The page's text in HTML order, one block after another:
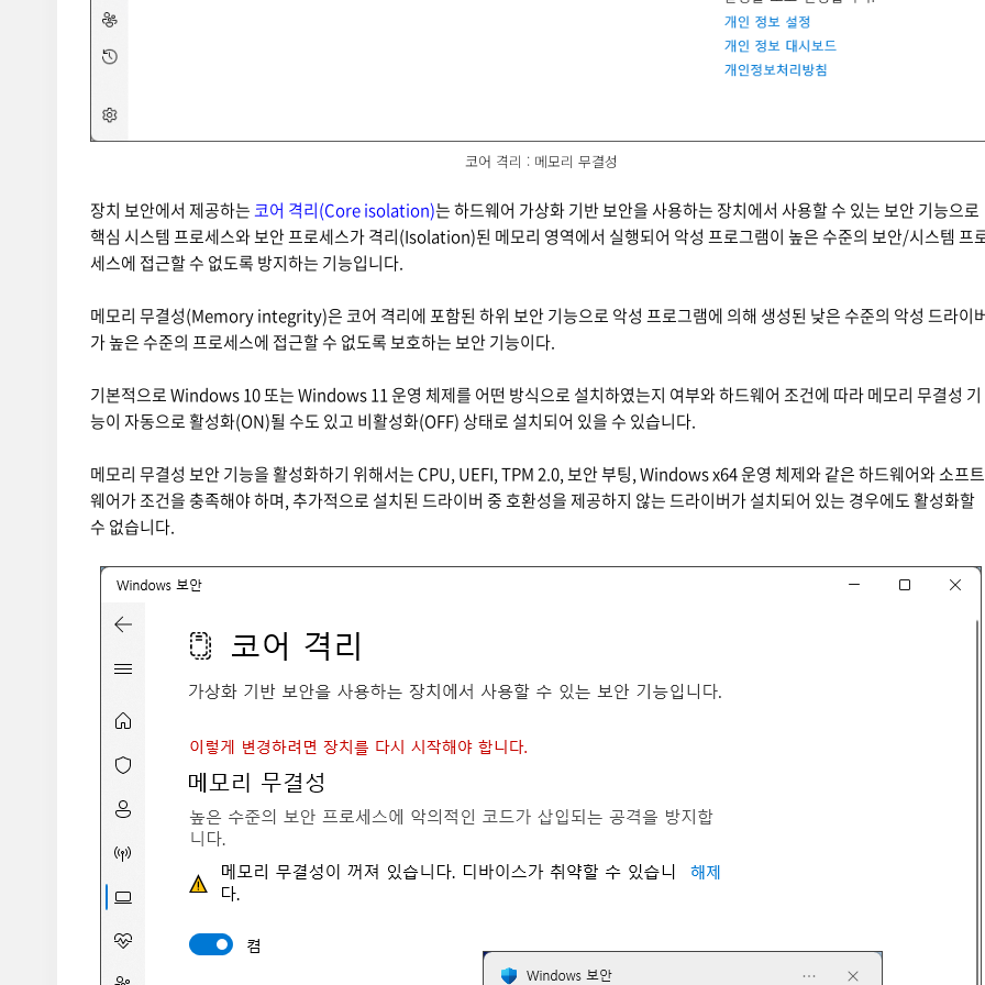
코어 격리 : 메모리 무결성
장치 보안에서 제공하는코어 격리(Core isolation)는 하드웨어 가상화 기반 보안을 사용하는 장치에서 사용할 수 있는 보안 기능으로
핵심 시스템 프로세스와 보안 프로세스가 격리(Isolation)된 메모리 영역에서 실행되어 악성 프로그램이 높은 수준의 보안/시스템 프
세스에 접근할 수 없도록 방지하는 기능입니다.
메모리 무결성(Memory integrity)은 코어 격리에 포함된 하위 보안 기능으로 악성 프로그램에 의해 생성된 낮은 수준의 악성 드라이
가 높은 수준의 프로세스에 접근할 수 없도록 보호하는 보안 기능이다.
기본적으로 Windows 10 또는 Windows 11 운영 체제를 어떤 방식으로 설치하였는지 여부와 하드웨어 조건에 따라 메모리 무결성 기
능이 자동으로 활성화(ON)될 수도 있고 비활성화(OFF) 상태로 설치되어 있을 수 있습니다.
메모리 무결성 보안 기능을 활성화하기 위해서는 CPU, UEFI, TPM 2.0, 보안 부팅, Windows x64 운영 체제와 같은 하드웨어와 소프트
웨어가 조건을 충족해야 하며, 추가적으로 설치된 드라이버 중 호환성을 제공하지 않는 드라이버가 설치되어 있는 경우에도 활성화할
수 없습니다.